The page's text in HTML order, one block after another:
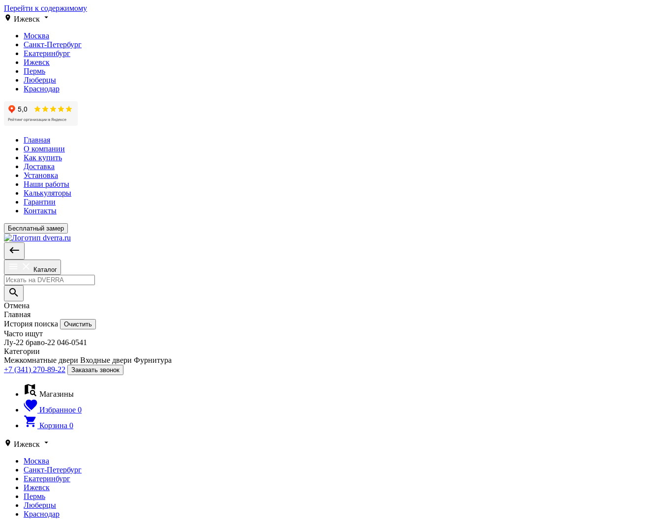
Перейти к содержимому
Ижевск
Москва
Санкт-Петербург
Екатеринбург
Ижевск
Пермь
Люберцы
Краснодар
Главная
О компании
Как купить
Доставка
Установка
Наши работы
Калькуляторы
Гарантии
Контакты
Бесплатный замер
Каталог
Отмена
Главная
История поиска
Очистить
Часто ищут
Лу-22 браво-22 046-0541
Категории
Межкомнатные двери Входные двери Фурнитура
+7 (341) 270-89-22
Заказать звонок
Магазины
Избранное 0
Корзина 0
Ижевск
Москва
Санкт-Петербург
Екатеринбург
Ижевск
Пермь
Люберцы
Краснодар